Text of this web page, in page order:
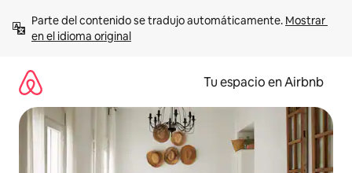
contenido
Parte del contenido se tradujo automáticamente. Mostrar
en el idioma original
Tu espacio en Airbnb